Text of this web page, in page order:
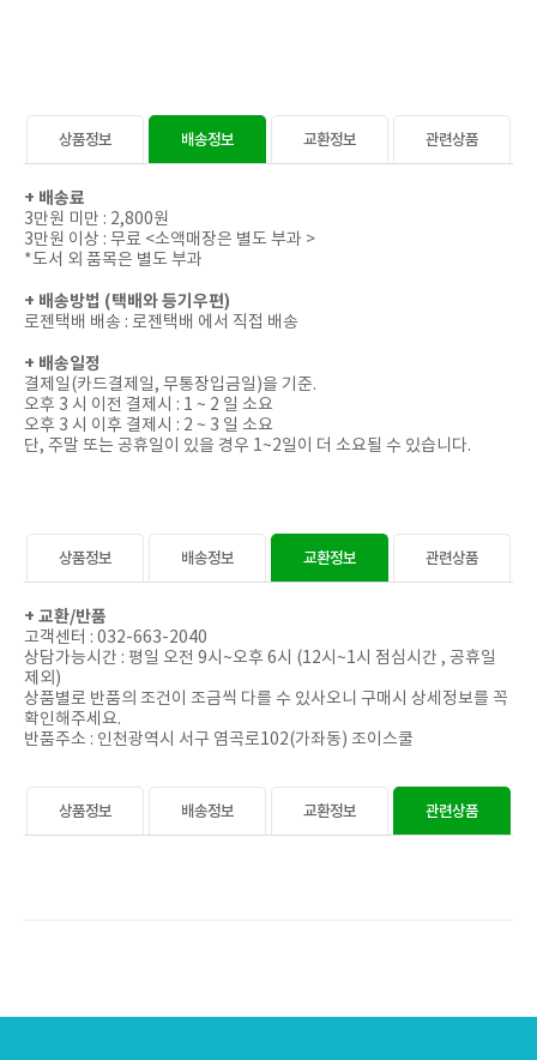
상품정보 배송정보 교환정보 관련상품
+ 배송료
3만원 미만 : 2,800원
3만원 이상 : 무료 <소액매장은 별도 부과 >
*도서 외 품목은 별도 부과
+ 배송방법 (택배와 등기우편)
로젠택배 배송 : 로젠택배 에서 직접 배송
+ 배송일정
결제일(카드결제일, 무통장입금일)을 기준.
오후 3 시 이전 결제시 : 1 ~ 2 일 소요
오후 3 시 이후 결제시 : 2 ~ 3 일 소요
단, 주말 또는 공휴일이 있을 경우 1~2일이 더 소요될 수 있습니다.
상품정보 배송정보 교환정보 관련상품
+ 교환/반품
고객센터 : 032-663-2040
상담가능시간 : 평일 오전 9시~오후 6시 (12시~1시 점심시간 , 공휴일
제외)
상품별로 반품의 조건이 조금씩 다를 수 있사오니 구매시 상세정보를 꼭
확인해주세요.
반품주소 : 인천광역시 서구 염곡로102(가좌동) 조이스쿨
상품정보 배송정보 교환정보 관련상품